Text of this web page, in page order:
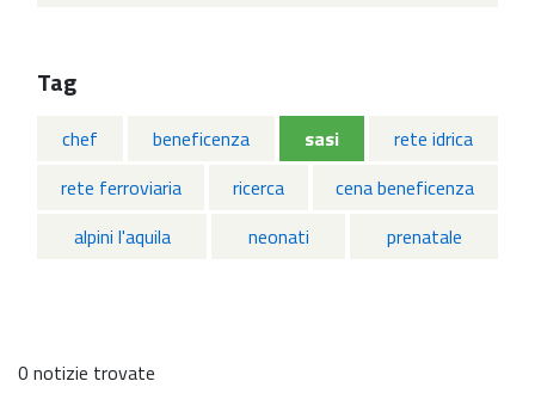
Tag
chef beneficenza sasi
rete idrica
rete ferroviaria
ricerca
cena beneficenza
alpini l'aquila
neonati prenatale
0 notizie trovate